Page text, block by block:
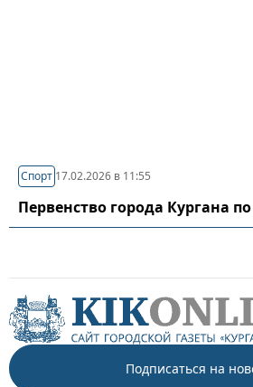
Спорт 17.02.2026 в 11:55
Первенство города Кургана
Подписаться на